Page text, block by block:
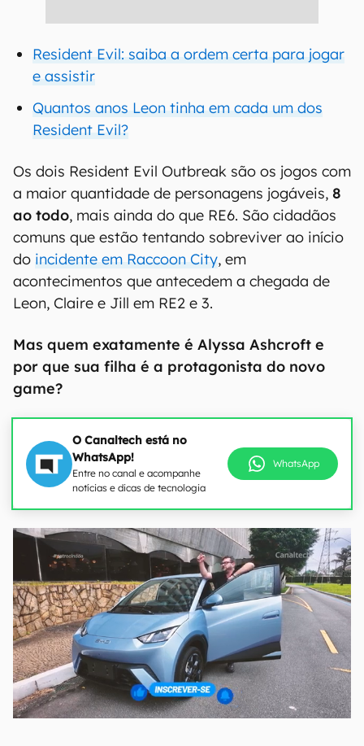
Resident Evil: saiba a ordem certa para jogar
e assistir
Quantos anos Leon tinha em cada um dos
Resident Evil?
Os dois Resident Evil Outbreak são os jogos com
a maior quantidade de personagens jogáveis, 8
ao todo, mais ainda do que RE6. São cidadãos
comuns que estão tentando sobreviver ao início
do incidente em Raccoon City, em
acontecimentos que antecedem a chegada de
Leon, Claire e Jill em RE2 e 3.
Mas quem exatamente é Alyssa Ashcroft e
por que sua filha é a protagonista do novo
game?
O Canaltech está no
WhatsApp!
Entre no canal e acompanhe
notícias e dicas de tecnologia
WhatsApp